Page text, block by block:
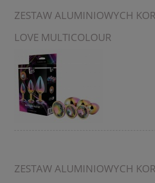
ZESTAW ALUMINIOWYCH
LOVE MULTICOLOUR
ZESTAW ALUMINIOWYCH